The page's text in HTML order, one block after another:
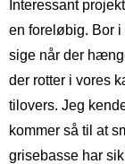
Interessant
en foreløbig. Bor i
sige når der
der rotter i vores
tilovers. Jeg
kommer så til at
grisebasse har